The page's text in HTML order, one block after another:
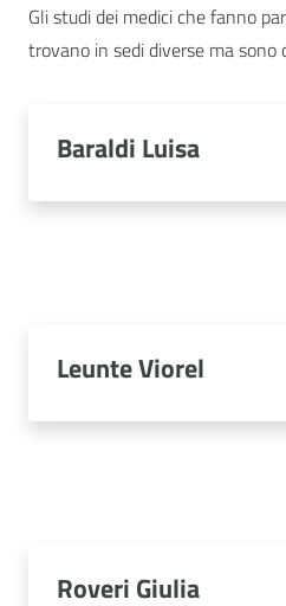
Gli studi dei medici che fanno
trovano in sedi diverse ma sono
Baraldi Luisa
Leunte Viorel
Roveri Giulia